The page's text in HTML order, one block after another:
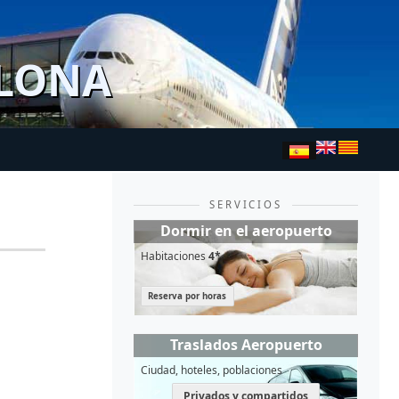
SERVICIOS
Dormir en el aeropuerto
Habitaciones4*
Reserva por horas
Traslados Aeropuerto
Ciudad, hoteles, poblaciones